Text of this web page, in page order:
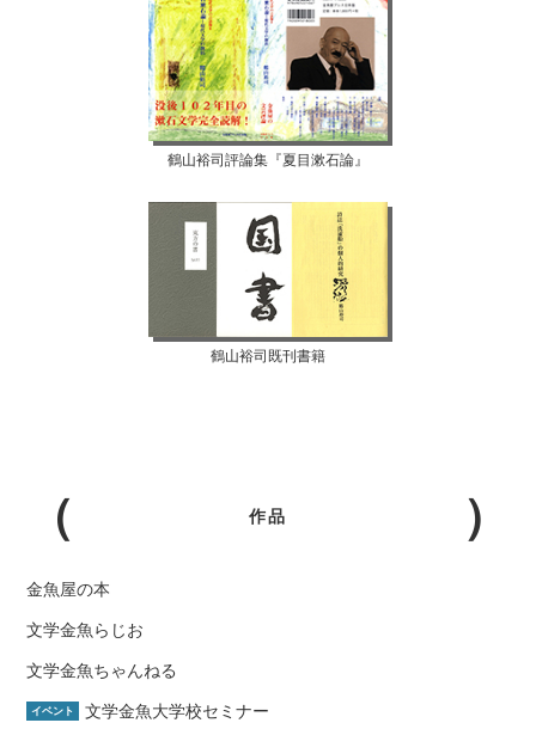
鶴山裕司評論集『夏目漱石論』
鶴山裕司既刊書籍
作品
金魚屋の本
文学金魚らじお
文学金魚ちゃんねる
イベント 文学金魚大学校セミナー